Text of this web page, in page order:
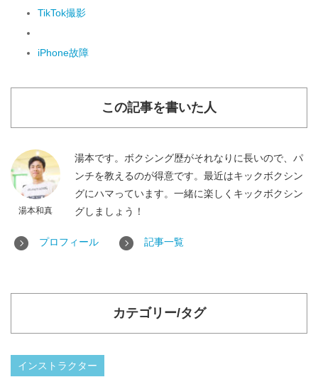
TikTok撮影
iPhone故障
この記事を書いた人
湯本和真
湯本です。ボクシング歴がそれなりに長いので、パ
ンチを教えるのが得意です。最近はキックボクシン
グにハマっています。一緒に楽しくキックボクシン
グしましょう！
プロフィール 記事一覧
カテゴリー/タグ
インストラクター